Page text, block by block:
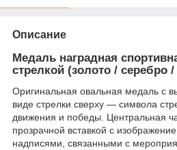
Описание
Медаль наградная
стрелкой (золото / серебро
Оригинальная овальная медаль с
виде стрелки сверху — символа
движения и победы. Центральная
прозрачной вставкой с
надписями, связанными с